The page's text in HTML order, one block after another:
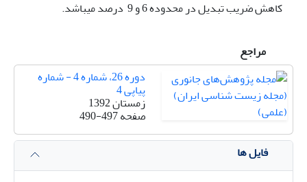
کاهش ضریب تبدیل در محدوده 6 و 9 درصد می­باشد.
مراجع
دوره 26، شماره 4 - شماره
پیاپی 4
زمستان 1392
صفحه490-497
فایل ها